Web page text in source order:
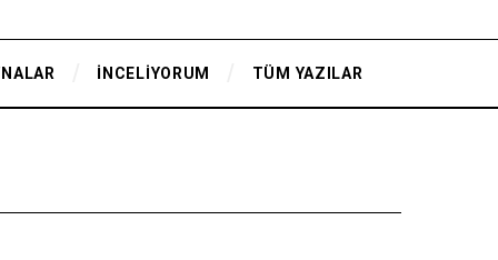
İNCELİYORUM TÜM YAZILAR